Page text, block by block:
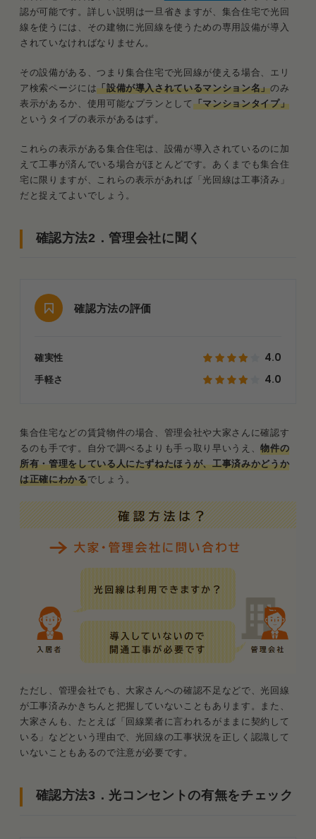
光回線の確認方法についてよくある質問
のですが光回線は使えるんですか？
Q．光コンセントはどこにありますか？
Q．工事が終わるまでネットを使いたいとき
まとめ．光回線は使いたい光回線業者かまとめて確
認できる業者に確認してもらうのが一番
認が可能です。詳しい説明は一旦省きますが、集合住宅で光回
線を使うには、その建物に光回線を使うための専用設備が導入
されていなければなりません。
その設備がある、つまり集合住宅で光回線が使える場合、エリ
ア検索ページには「設備が導入されているマンション名」のみ
表示があるか、使用可能なプランとして「マンションタイプ」
というタイプの表示があるはず。
これらの表示がある集合住宅は、設備が導入されているのに加
えて工事が済んでいる場合がほとんどです。あくまでも集合住
宅に限りますが、これらの表示があれば「光回線は工事済み」
だと捉えてよいでしょう。
確認方法2．管理会社に聞く
確認方法の評価
確実性 4.0
手軽さ 4.0
集合住宅などの賃貸物件の場合、管理会社や大家さんに確認す
るのも手です。自分で調べるよりも手っ取り早いうえ、物件の
所有・管理をしている人にたずねたほうが、工事済みかどうか
は正確にわかるでしょう。
ただし、管理会社でも、大家さんへの確認不足などで、光回線
が工事済みかきちんと把握していないこともあります。また、
大家さんも、たとえば「回線業者に言われるがままに契約して
いる」などという理由で、光回線の工事状況を正しく認識して
いないこともあるので注意が必要です。
確認方法3．光コンセントの有無をチェック